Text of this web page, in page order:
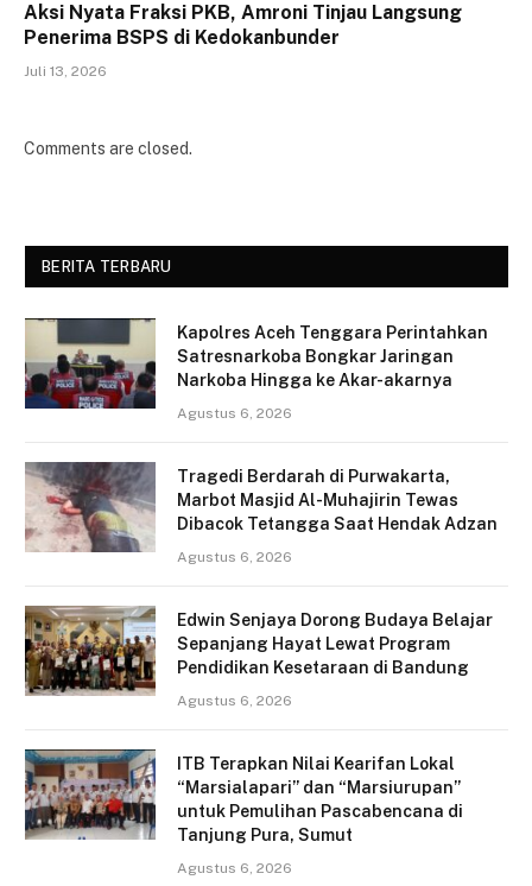
Aksi Nyata Fraksi PKB, Amroni Tinjau Langsung
Penerima BSPS di Kedokanbunder
Juli 13, 2026
Comments are closed.
BERITA TERBARU
Kapolres Aceh Tenggara Perintahkan
Satresnarkoba Bongkar Jaringan
Narkoba Hingga ke Akar-akarnya
Agustus 6, 2026
Tragedi Berdarah di Purwakarta,
Marbot Masjid Al-Muhajirin Tewas
Dibacok Tetangga Saat Hendak Adzan
Agustus 6, 2026
Edwin Senjaya Dorong Budaya Belajar
Sepanjang Hayat Lewat Program
Pendidikan Kesetaraan di Bandung
Agustus 6, 2026
ITB Terapkan Nilai Kearifan Lokal
“Marsialapari” dan “Marsiurupan”
untuk Pemulihan Pascabencana di
Tanjung Pura, Sumut
Agustus 6, 2026